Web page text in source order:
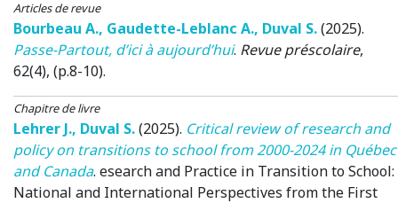
Articles de revue
Bourbeau A., Gaudette-Leblanc A., Duval S.(2025).
Passe-Partout, d’ici à aujourd’hui. Revue préscolaire,
62(4), (p.8-10).
Chapitre de livre
Lehrer J., Duval S.(2025). Critical review of research and
policy on transitions to school from 2000-2024 in Québec
and Canada. esearch and Practice in Transition to School:
National and International Perspectives from the First